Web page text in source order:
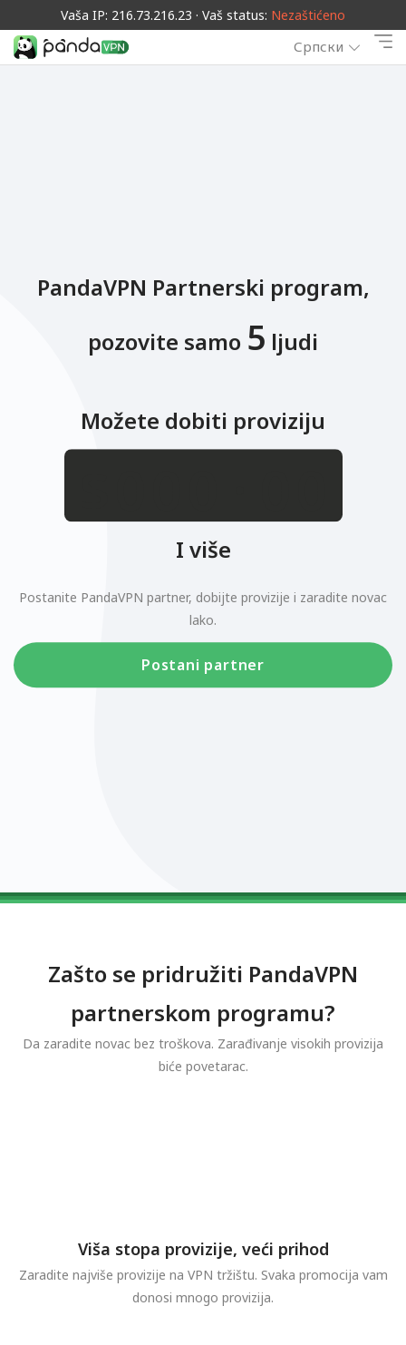
Vaša IP: 216.73.216.23 · Vaš status: Nezaštićeno
Српски
PandaVPN Partnerski program,
pozovite samo 5 ljudi
Možete dobiti proviziju
012345678901234567890123456789.01234567890123456789
I više
Postanite PandaVPN partner, dobijte provizije i zaradite novac
lako.
Postani partner
Zašto se pridružiti PandaVPN
partnerskom programu?
Da zaradite novac bez troškova. Zarađivanje visokih provizija
biće povetarac.
Viša stopa provizije, veći prihod
Zaradite najviše provizije na VPN tržištu. Svaka promocija vam
donosi mnogo provizija.